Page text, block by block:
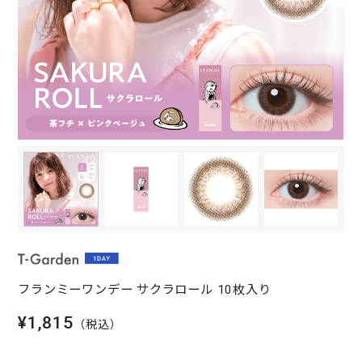
フランミーワンデー サクラロール 10枚入り
¥1,815 （税込）